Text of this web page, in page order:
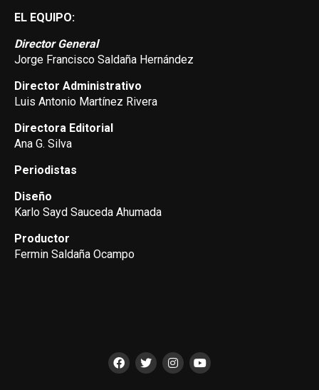
EL EQUIPO:
Director General
Jorge Francisco Saldaña Hernández
Director Administrativo
Luis Antonio Martínez Rivera
Directora Editorial
Ana G. Silva
Periodistas
Diseño
Karlo Sayd Sauceda Ahumada
Productor
Fermin Saldaña Ocampo